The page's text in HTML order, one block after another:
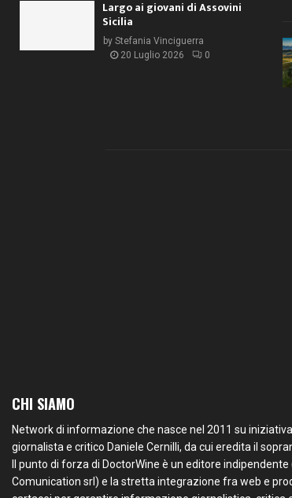
Largo ai giovani di Assovini
Sicilia
by Stefania Vinciguerra
20 Luglio 2026
0
CHI SIAMO
Network di informazione che nasce nel 2011 su iniziativa
giornalista e critico Daniele Cernilli, da cui eredita il
Il punto di forza di DoctorWine è un editore indipendente
Comunication srl) e la stretta integrazione fra web e